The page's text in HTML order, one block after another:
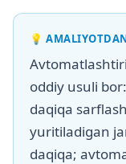
💡
oddiy usuli
daqiqa
yuritiladigan
daqiqa;